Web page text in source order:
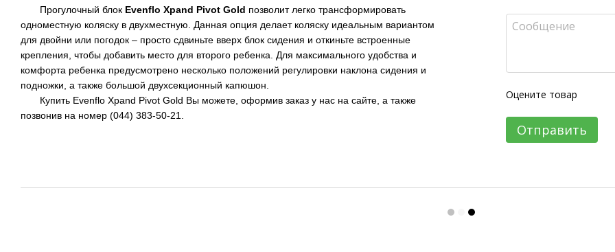
Прогулочный блок Evenflo Xpand Pivot Gold позволит легко трансформировать
одноместную коляску в двухместную. Данная опция делает коляску идеальным вариантом
для двойни или погодок – просто сдвиньте вверх блок сидения и откиньте встроенные
крепления, чтобы добавить место для второго ребенка. Для максимального удобства и
комфорта ребенка предусмотрено несколько положений регулировки наклона сидения и
подножки, а также большой двухсекционный капюшон.
Купить Evenflo Xpand Pivot Gold Вы можете, оформив заказ у нас на сайте, а также
позвонив на номер (044) 383-50-21.
Оцените товар
Отправить